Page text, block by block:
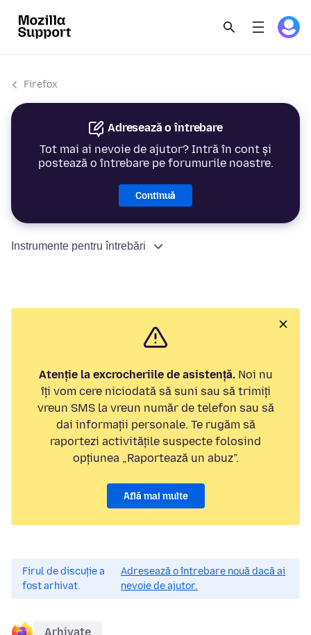
Firefox
Adresează o întrebare
Tot mai ai nevoie de ajutor? Intră în cont și
postează o întrebare pe forumurile noastre.
Continuă
Instrumente pentru întrebări
Atenție la excrocheriile de asistență.Noi nu
îți vom cere niciodată să suni sau să trimiți
vreun SMS la vreun număr de telefon sau să
dai informații personale. Te rugăm să
raportezi activitățile suspecte folosind
opțiunea „Raportează un abuz”.
Află mai multe
Firul de discuție a
fost arhivat.
Adresează o întrebare nouă dacă ai
nevoie de ajutor.
Arhivate